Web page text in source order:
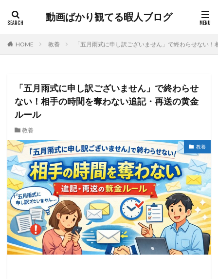
動画ばかり観てる暇人ブログ
HOME 教養 「五月雨式に申し訳ございません」で終わらせない
「五月雨式に申し訳ございません」で終わらせ
ない！相手の時間を奪わない追記・再送の黄金
ルール
教養
教養